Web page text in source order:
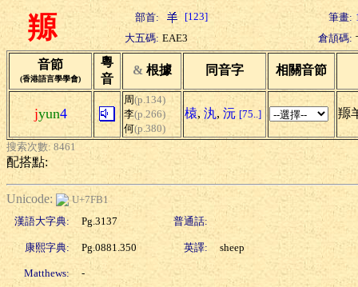
羱 部首: [123] 筆畫:
大五碼: EAE3 倉頡碼:
音節
(香港語言學學會)
粵
音
& 根據 同音字 相關音節
jyun4
周(p.134)
李(p.266)
何(p.380)
榬, 汍, 沅 [75..] 羱
搜索次數: 8461
配搭點:
Unicode:
U+7FB1
漢語大字典:
Pg.3137 普通話:
康熙字典: Pg.0881.350 英譯: sheep
Matthews: -